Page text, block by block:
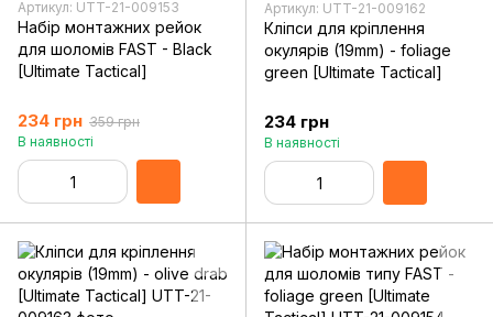
Артикул: UTT-21-009153
Набір монтажних рейок
для шоломів FAST - Black
[Ultimate Tactical]
234 грн 359 грн
В наявності
Артикул: UTT-21-009162
Кліпси для кріплення
окулярів (19mm) - foliage
green [Ultimate Tactical]
234 грн
В наявності